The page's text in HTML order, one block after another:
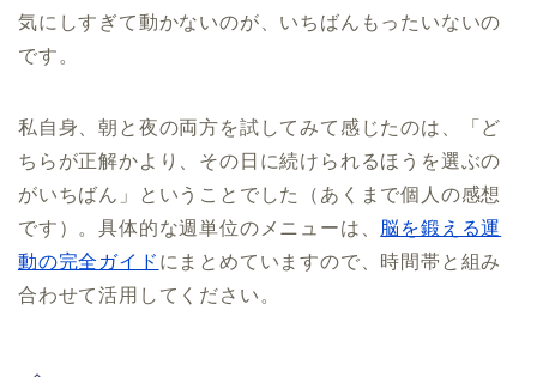
気にしすぎて動かないのが、いちばんもったいないの
です。
私自身、朝と夜の両方を試してみて感じたのは、「ど
ちらが正解かより、その日に続けられるほうを選ぶの
がいちばん」ということでした（あくまで個人の感想
です）。具体的な週単位のメニューは、
脳を鍛える運
動の完全ガイド にまとめていますので、時間帯と組み
合わせて活用してください。